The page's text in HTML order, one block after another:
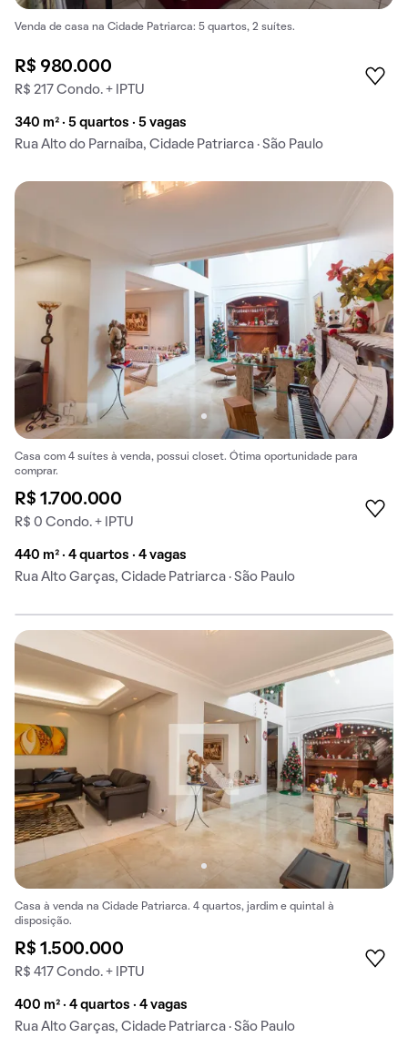
Venda de casa na Cidade Patriarca: 5 quartos, 2 suítes.
R$ 980.000
R$ 217 Condo. + IPTU
340 m² · 5 quartos · 5 vagas
Rua Alto do Parnaíba, Cidade Patriarca · São Paulo
Casa com 4 suítes à venda, possui closet. Ótima oportunidade para
comprar.
R$ 1.700.000
R$ 0 Condo. + IPTU
440 m² · 4 quartos · 4 vagas
Rua Alto Garças, Cidade Patriarca · São Paulo
Casa à venda na Cidade Patriarca. 4 quartos, jardim e quintal à
disposição.
R$ 1.500.000
R$ 417 Condo. + IPTU
400 m² · 4 quartos · 4 vagas
Rua Alto Garças, Cidade Patriarca · São Paulo